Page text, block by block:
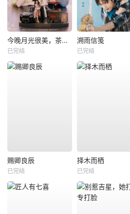
今晚月光很美，茶香四溢
已完结
溯雨信笺
已完结
赐卿良辰
已完结
择木而栖
已完结